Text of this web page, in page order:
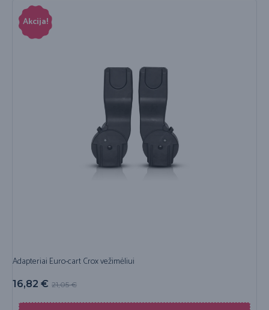
Akcija!
Adapteriai Euro-cart Crox vežimėliui
21,05€
16,82 €